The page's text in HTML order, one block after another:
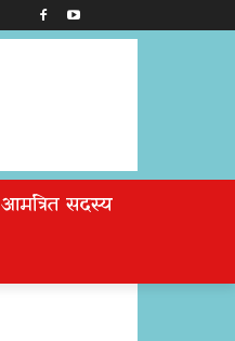
आमंत्रित सदस्य